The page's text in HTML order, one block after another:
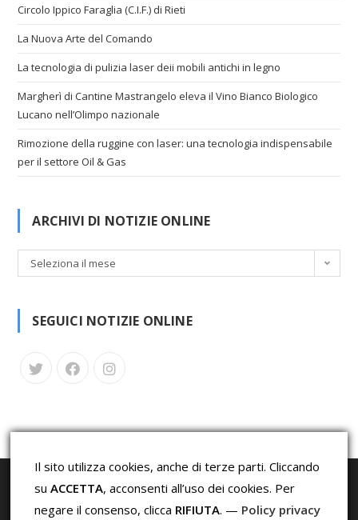
Circolo Ippico Faraglia (C.I.F.) di Rieti
La Nuova Arte del Comando
La tecnologia di pulizia laser deii mobili antichi in legno
Margherì di Cantine Mastrangelo eleva il Vino Bianco Biologico
Lucano nell’Olimpo nazionale
Rimozione della ruggine con laser: una tecnologia indispensabile
per il settore Oil & Gas
ARCHIVI DI NOTIZIE ONLINE
r
h
i
N
Seleziona il mese
SEGUICI NOTIZIE ONLINE
Il sito utilizza cookies, anche di terze parti. Cliccando
suACCETTA, acconsenti all’uso dei cookies. Per
negare il consenso, clicca RIFIUTA. — Policy privacy